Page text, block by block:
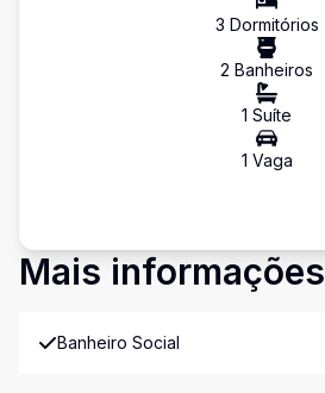
3 Dormitórios
2 Banheiros
1 Suíte
1 Vaga
Mais informações
Banheiro Social